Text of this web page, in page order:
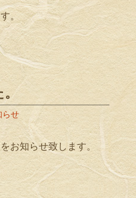
。
らせ
お知らせ致します。